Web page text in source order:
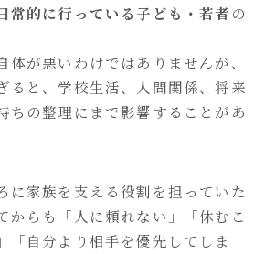
常的に行っている子ども・若者 の
体が悪いわけではありませんが、
ると、学校生活、人間関係、将来
ちの整理にまで影響することがあ
に家族を支える役割を担っていた
からも「人に頼れない」「休むこ
「自分より相手を優先してしま